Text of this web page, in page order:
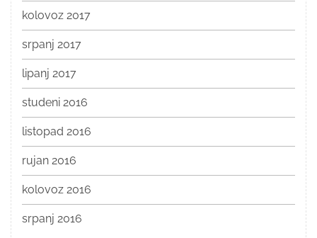
kolovoz 2017
srpanj 2017
lipanj 2017
studeni 2016
listopad 2016
rujan 2016
kolovoz 2016
srpanj 2016